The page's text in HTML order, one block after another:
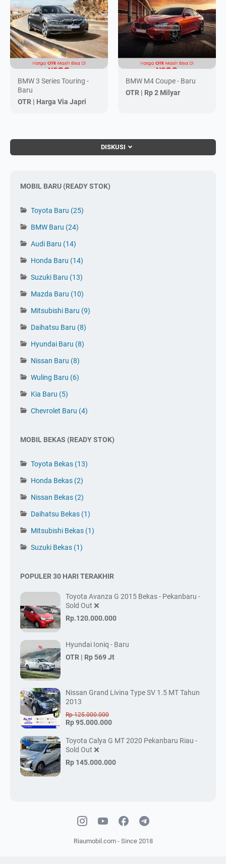
BMW 3 Series Touring -
Baru
OTR | Harga Via Japri
BMW M4 Coupe - Baru
OTR | Rp 2 Milyar
DISKUSI
MOBIL BARU (READY STOK)
Toyota Baru (25)
BMW Baru (24)
Audi Baru (14)
Honda Baru (14)
Suzuki Baru (13)
Mazda Baru (10)
Mitsubishi Baru (9)
Daihatsu Baru (8)
Hyundai Baru (8)
Nissan Baru (8)
Wuling Baru (6)
Kia Baru (5)
Chevrolet Baru (4)
MOBIL BEKAS (READY STOK)
Toyota Bekas (13)
Honda Bekas (2)
Nissan Bekas (2)
Daihatsu Bekas (1)
Mitsubishi Bekas (1)
Suzuki Bekas (1)
POPULER 30 HARI TERAKHIR
Toyota Avanza G 2015 Bekas - Pekanbaru -
Sold Out ❌
Rp.120.000.000
Hyundai Ioniq - Baru
OTR | Rp 569 Jt
Nissan Grand Livina Type SV 1.5 MT Tahun
2013
Rp 125.000.000
Rp 95.000.000
Toyota Calya G MT 2020 Pekanbaru Riau -
Sold Out ❌
Rp 145.000.000
Riaumobil.com - Since 2018